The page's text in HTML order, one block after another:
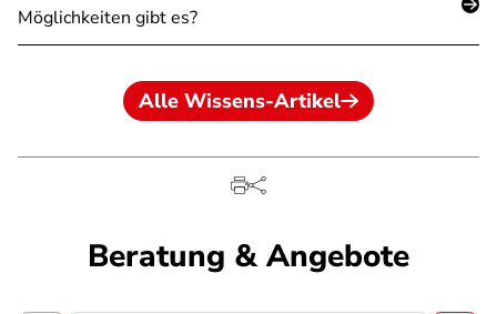
Möglichkeiten gibt es?
Alle Wissens-Artikel
Beratung & Angebote